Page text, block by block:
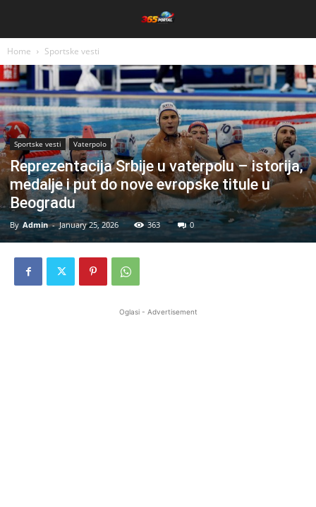
Home Sportske vesti
Sportske vesti Vaterpolo
Reprezentacija Srbije u vaterpolu – istorija,
medalje i put do nove evropske titule u
Beogradu
By Admin - January 25, 2026 363 0
Oglasi - Advertisement